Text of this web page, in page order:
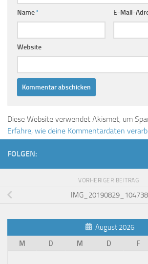
Name* E-Mail-
Website
Diese Website verwendet Akismet, um
Erfahre, wie deine Kommentardaten
FOLGEN:
VORHERIGER BEITRAG
IMG_20190829_104738
August 2026
M
D M D F